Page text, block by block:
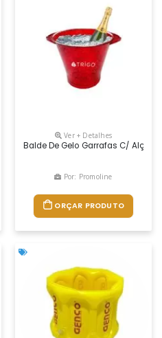
Para Brindes. Com
Ver + Detalhes
Balde De Gelo Garrafas C/ Alças
Por: Promoline
ORÇAR PRODUTO